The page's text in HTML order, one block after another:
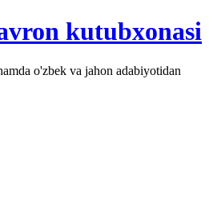
o'zbek va jahon adabiyotidan